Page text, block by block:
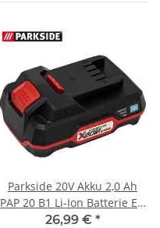
Parkside 20V Akku 2,0 Ah
PAP 20 B1 Li-Ion Batterie EU
für Geräte der Parkside X
26,99 € *